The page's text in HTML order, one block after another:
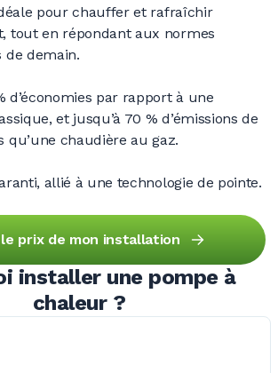
pour chauffer et rafraîchir
tout en répondant aux normes
de demain.
d’économies par rapport à une
et jusqu’à 70 % d’émissions de
qu’une chaudière au gaz.
allié à une technologie de pointe.
prix de mon installation
installer une pompe à
chaleur ?